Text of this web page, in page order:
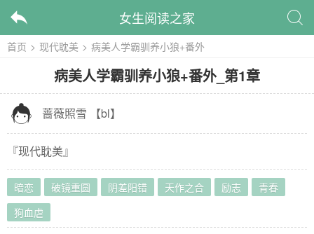
 女生阅读之家 
首页 > 现代耽美 > 病美人学霸驯养小狼+番外
病美人学霸驯养小狼+番外 第1章
 蔷薇照雪 【bl】
『现代耽美』
暗恋 破镜重圆 阴差阳错 天作之合 励志
青春
狗血虐